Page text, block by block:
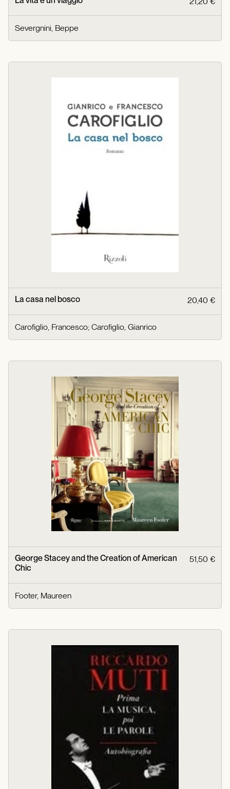
Severgnini, Beppe
La casa nel bosco 20,40 €
Carofiglio, Francesco; Carofiglio, Gianrico
George Stacey and the Creation of American
Chic
51,50 €
Footer, Maureen